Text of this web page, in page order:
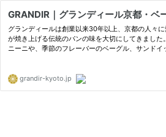
GRANDIR｜グランディール京都・ベ
グランディールは創業以来30年以上、京都の人々に
が焼き上げる伝統のパンの味を大切にしてきました
ニーニや、季節のフレーバーのベーグル、サンドイ
grandir-kyoto.jp